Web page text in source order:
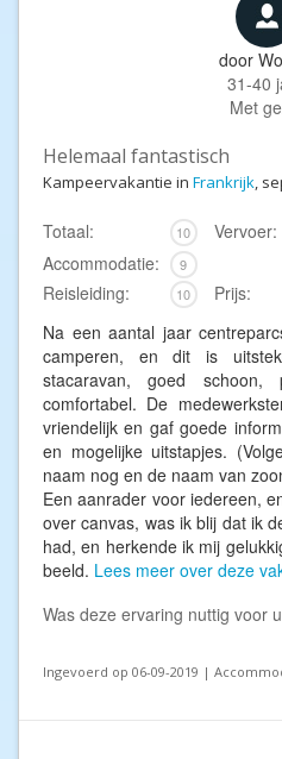
door
31-40
Met
Helemaal fantastisch
Kampeervakantie in Frankrijk,
Totaal: 10 Vervoer:
Accommodatie: 9
Reisleiding: 10 Prijs:
Na een aantal jaar
camperen, en dit is
stacaravan, goed schoon,
comfortabel. De
vriendelijk en gaf goede
en mogelijke uitstapjes.
naam nog en de naam van
Een aanrader voor iedereen,
over canvas, was ik blij dat ik
had, en herkende ik mij
beeld. Lees meer over deze
Was deze ervaring nuttig voor
Ingevoerd op 06-09-2019 |